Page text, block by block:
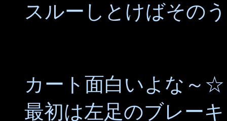
スルーしとけばその
カート面白いよな～☆
最初は左足のブレー